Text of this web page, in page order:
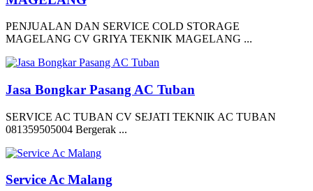
PENJUALAN DAN SERVICE COLD STORAGE
MAGELANG CV GRIYA TEKNIK MAGELANG ...
Jasa Bongkar Pasang AC Tuban
SERVICE AC TUBAN CV SEJATI TEKNIK AC TUBAN
081359505004 Bergerak ...
Service Ac Malang